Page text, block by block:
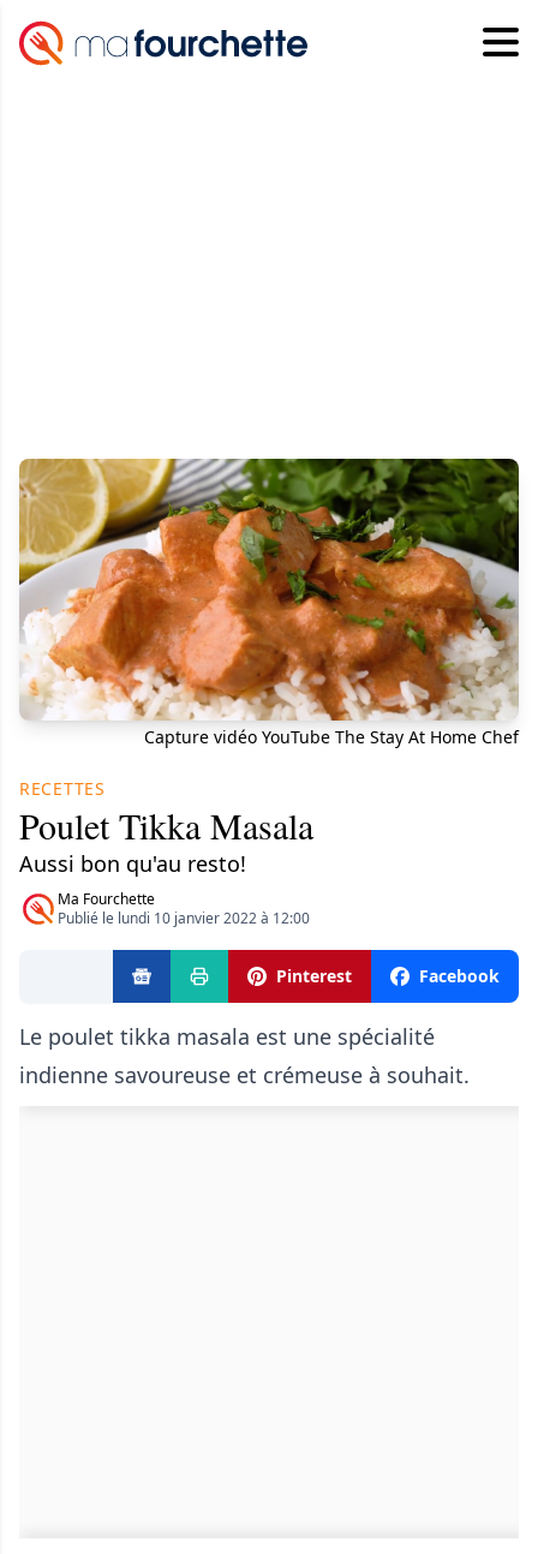
Capture vidéo YouTube The Stay At Home Chef
RECETTES
Poulet Tikka Masala
Aussi bon qu'au resto!
Ma Fourchette
Publié le lundi 10 janvier 2022 à 12:00
Pinterest Facebook
Le poulet tikka masala est une spécialité
indienne savoureuse et crémeuse à souhait.